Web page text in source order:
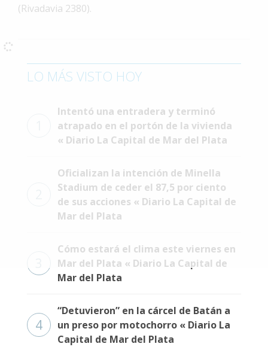
Interés
Ciudad
Espectáculos
Clasificados
Fúnebres
(Rivadavia 2380).
LO MÁS VISTO HOY
Intentó una entradera y terminó
atrapado en el portón de la vivienda
« Diario La Capital de Mar del Plata
Oficializan la intención de Minella
Stadium de ceder el 87,5 por ciento
de sus acciones « Diario La Capital de
Mar del Plata
Cómo estará el clima este viernes en
Mar del Plata « Diario La Capital de
Mar del Plata
4
“Detuvieron” en la cárcel de Batán a
un preso por motochorro « Diario La
Capital de Mar del Plata